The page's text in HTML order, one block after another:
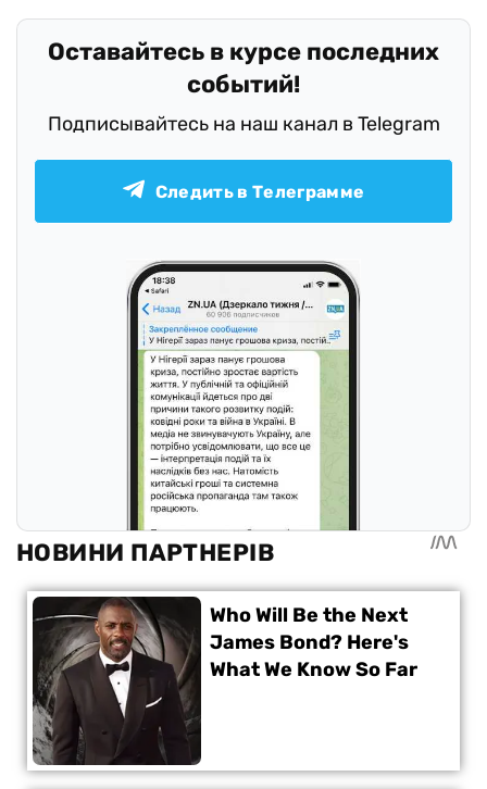
Оставайтесь в курсе последних
событий!
Подписывайтесь на наш канал в Telegram
Следить в Телеграмме